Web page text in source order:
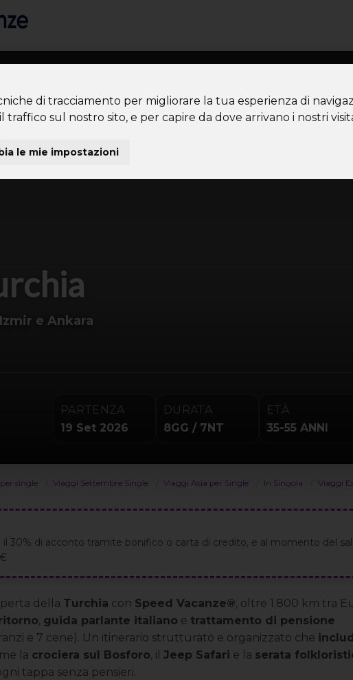
di tracciamento per migliorare la tua esperienza di
traffico sul nostro sito, e per capire da dove arrivano i nostri
le mie impostazioni
e Ankara
PARTENZA
19 Set 2026
DURATA
8GG / 7NT
ETÀ
35-55 ANNI
single Viaggi Settembre Single Viaggi Asia per Single In Singola Viaggi
il 30% di acconto tramite bonifico o carta di credito, e al momento del
della Turchia con Speed Vacanze® , oltre 1.800 km tra
guida parlante italiano e trattamento di pensione
e 7 cene). Un itinerario strutturato e organizzato che
la crociera sul Bosforo , il Jeep Safari e la serata
tappa senza pensieri.